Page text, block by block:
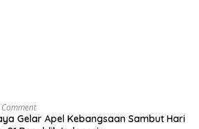
Gelar Apel Kebangsaan Sambut Hari